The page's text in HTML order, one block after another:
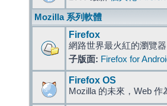
Mozilla 系列軟體
Firefox
網路世界最火紅的瀏覽器
子版面: Firefox for
Firefox OS
Mozilla 的未來，Web 作